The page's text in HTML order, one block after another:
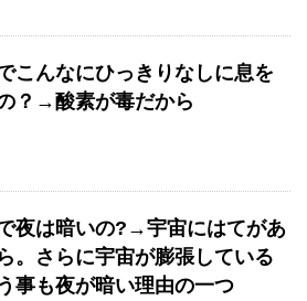
こんなにひっきりなしに息を
？→酸素が毒だから
夜は暗いの?→宇宙にはてがあ
。さらに宇宙が膨張している
事も夜が暗い理由の一つ